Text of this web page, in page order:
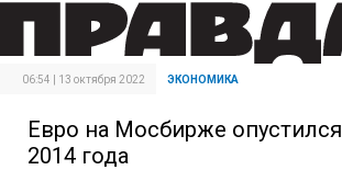
06:54 | 13 октября 2022 ЭКОНОМИКА
Евро на Мосбирже
2014 года